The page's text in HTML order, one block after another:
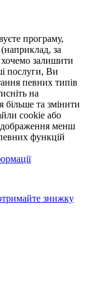
програму,
за
залишити
послуги, Ви
певних типів
на
більше та змінити
cookie або
менш
функцій
знижку